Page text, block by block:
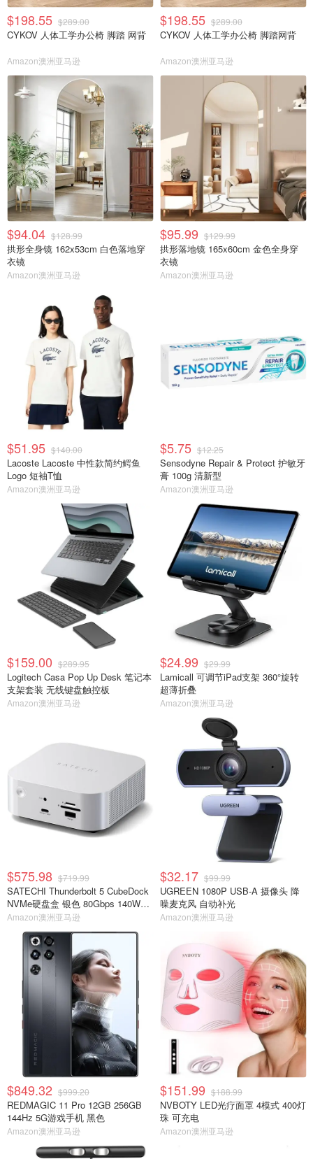
$198.55 $289.00
CYKOV 人体工学办公椅 脚踏 网背
Amazon澳洲亚马逊
$198.55 $289.00
CYKOV 人体工学办公椅 脚踏网背
Amazon澳洲亚马逊
$94.04 $128.99
拱形全身镜 162x53cm 白色落地穿
衣镜
Amazon澳洲亚马逊
$95.99 $129.99
拱形落地镜 165x60cm 金色全身穿
衣镜
Amazon澳洲亚马逊
$51.95 $140.00
Lacoste Lacoste 中性款简约鳄鱼
Logo 短袖T恤
Amazon澳洲亚马逊
$5.75 $12.25
Sensodyne Repair & Protect 护敏牙
膏 100g 清新型
Amazon澳洲亚马逊
$159.00 $289.95
Logitech Casa Pop Up Desk 笔记本
支架套装 无线键盘触控板
Amazon澳洲亚马逊
$24.99 $29.99
Lamicall 可调节iPad支架 360°旋转
超薄折叠
Amazon澳洲亚马逊
$575.98 $719.99
SATECHI Thunderbolt 5 CubeDock
NVMe硬盘盒 银色 80Gbps 140W扩
展坞
Amazon澳洲亚马逊
$32.17 $99.99
UGREEN 1080P USB-A 摄像头 降
噪麦克风 自动补光
Amazon澳洲亚马逊
$849.32 $999.20
REDMAGIC 11 Pro 12GB 256GB
144Hz 5G游戏手机 黑色
Amazon澳洲亚马逊
$151.99 $188.99
NVBOTY LED光疗面罩 4模式 400灯
珠 可充电
Amazon澳洲亚马逊